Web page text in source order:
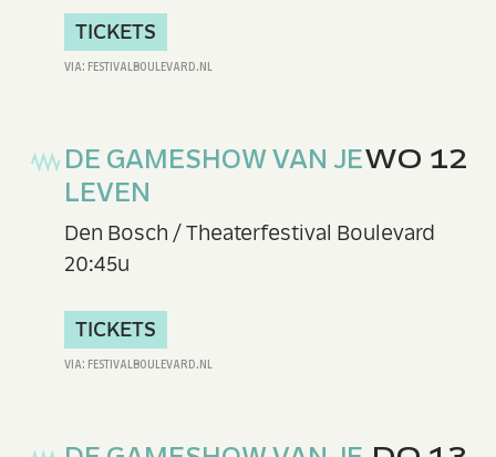
TICKETS
WO 12
DE GAMESHOW VAN JE
LEVEN
Den Bosch / Theaterfestival Boulevard
20:45u
TICKETS